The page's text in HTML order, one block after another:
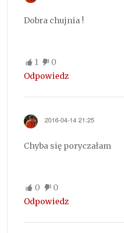
Dobra chujnia !
1
0
Odpowiedz
2016-04-14 21:25
Chyba się poryczałam
0
0
Odpowiedz